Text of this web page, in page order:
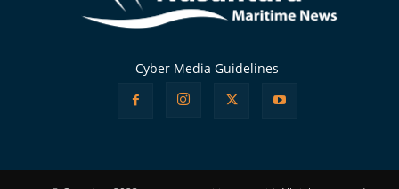
Cyber Media Guidelines